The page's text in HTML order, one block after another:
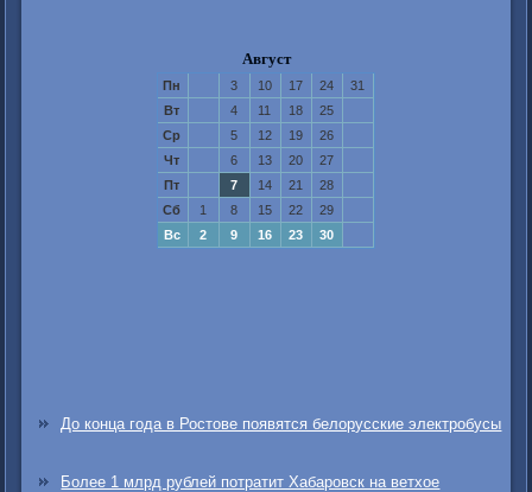
Август
Пн 3 10 17 24
31
Вт
4 11 18
25
Ср
5 12 19
26
Чт
6 13 20
27
Пт
7 14 21
28
Сб
1 8 15 22
29
Вс
2 9 16 23 30
До конца года в Ростове появятся белорусские электробусы
Более 1 млрд рублей потратит Хабаровск на ветхое